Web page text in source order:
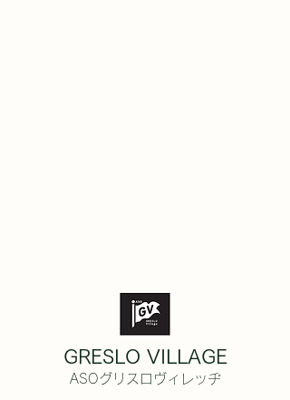
GRESLO VILLAGE
ASOグリスロヴィレッヂ